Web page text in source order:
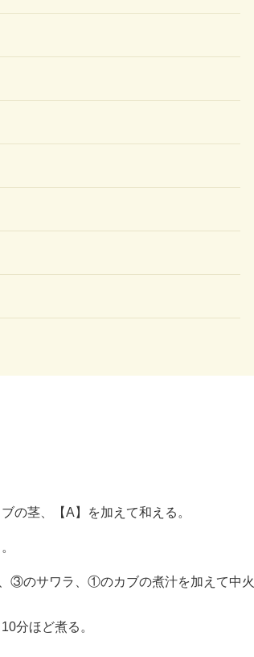
の茎、【A】を加えて和える。
③のサワラ、①のカブの煮汁を加えて中火
分ほど煮る。